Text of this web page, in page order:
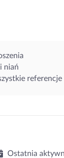
niań
referencje
Ostatnia